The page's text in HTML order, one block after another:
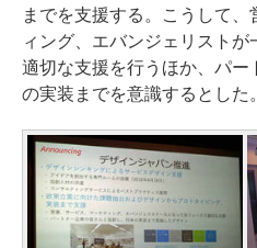
までを支援する。こうして
ィング、エバンジェリスト
適切な支援を行うほか、パ
の実装までを意識するとした。